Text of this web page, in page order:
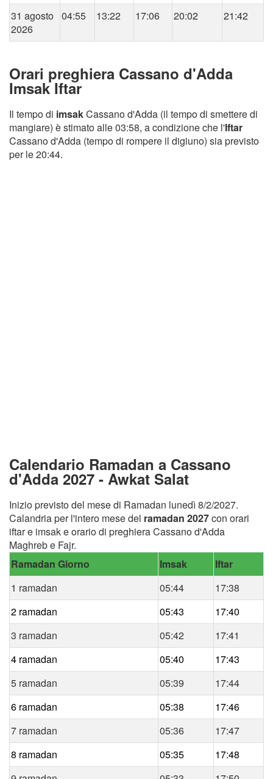
31 agosto
2026
04:55 13:22 17:06 20:02 21:42
Orari preghiera Cassano d'Adda
Imsak Iftar
Il tempo di imsakCassano d'Adda (il tempo di smettere di
mangiare) è stimato alle 03:58, a condizione che l'Iftar
Cassano d'Adda (tempo di rompere il digiuno) sia previsto
per le 20:44.
Calendario Ramadan a Cassano
d'Adda 2027 - Awkat Salat
Inizio previsto del mese di Ramadan lunedì 8/2/2027.
Calandria per l'intero mese del ramadan 2027con orari
iftar e imsak e orario di preghiera Cassano d'Adda
Maghreb e Fajr.
Ramadan Giorno
Imsak
Iftar
1 ramadan
05:44
17:38
2 ramadan
05:43
17:40
3 ramadan
05:42
17:41
4 ramadan
05:40
17:43
5 ramadan
05:39
17:44
6 ramadan
05:38
17:46
7 ramadan
05:36
17:47
8 ramadan
05:35
17:48